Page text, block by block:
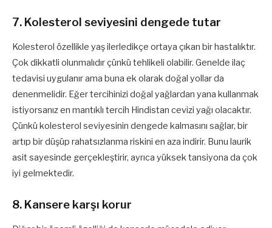
7. Kolesterol seviyesini dengede tutar
Kolesterol özellikle yaş ilerledikçe ortaya çıkan bir hastalıktır.
Çok dikkatli olunmalıdır çünkü tehlikeli olabilir. Genelde ilaç
tedavisi uygulanır ama buna ek olarak doğal yollar da
denenmelidir. Eğer tercihinizi doğal yağlardan yana kullanmak
istiyorsanız en mantıklı tercih Hindistan cevizi yağı olacaktır.
Çünkü kolesterol seviyesinin dengede kalmasını sağlar, bir
artıp bir düşüp rahatsızlanma riskini en aza indirir. Bunu laurik
asit sayesinde gerçekleştirir, ayrıca yüksek tansiyona da çok
iyi gelmektedir.
8. Kansere karşı korur